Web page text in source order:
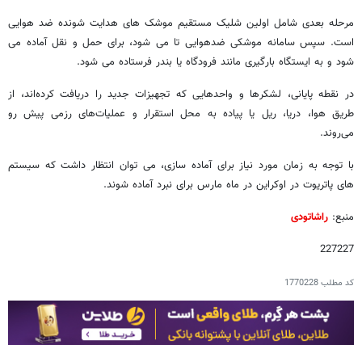
مرحله بعدی شامل اولین شلیک مستقیم موشک های هدایت شونده ضد هوایی
است. سپس سامانه موشکی ضدهوایی تا می شود، برای حمل و نقل آماده می
شود و به ایستگاه بارگیری مانند فرودگاه یا بندر فرستاده می شود.
در نقطه پایانی، لشکرها و واحدهایی که تجهیزات جدید را دریافت کرده‌اند، از
طریق هوا، دریا، ریل یا پیاده به محل استقرار و عملیات‌های رزمی پیش رو
می‌روند.
با توجه به زمان مورد نیاز برای آماده سازی، می توان انتظار داشت که سیستم
های پاتریوت در اوکراین در ماه مارس برای نبرد آماده شوند.
منبع: راشاتودی
227227
کد مطلب1770228